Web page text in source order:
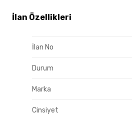
İlan Özellikleri
İlan No
Durum
Marka
Cinsiyet